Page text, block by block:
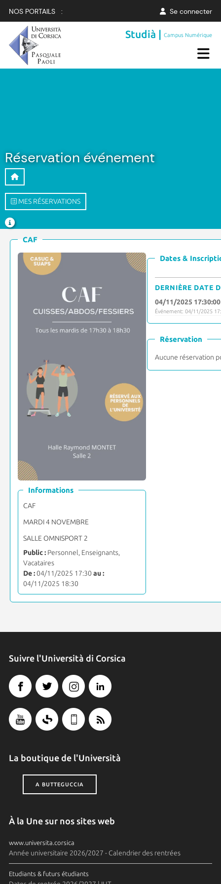
NOS PORTAILS : Se connecter
Studià |Campus Numérique
Réservation événement
MES RÉSERVATIONS
CAF
Informations
CAF
MARDI 4 NOVEMBRE
SALLE OMNISPORT 2
Public :Personnel, Enseignants,
Vacataires
De :04/11/2025 17:30 au :
04/11/2025 18:30
Dates &
DERNIÈRE DATE
04/11/2025 17:30:00
Événement: 04/11/2025
Réservation
Aucune réservation
Suivre l'Università di Corsica
La boutique de l'Università
A BUTTEGUCCIA
À la Une sur nos sites web
www.universita.corsica
Année universitaire 2026/2027 - Calendrier des rentrées
Etudiants & futurs étudiants